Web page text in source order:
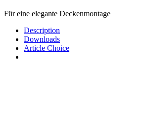
Für eine elegante Deckenmontage
Description
Downloads
Article Choice